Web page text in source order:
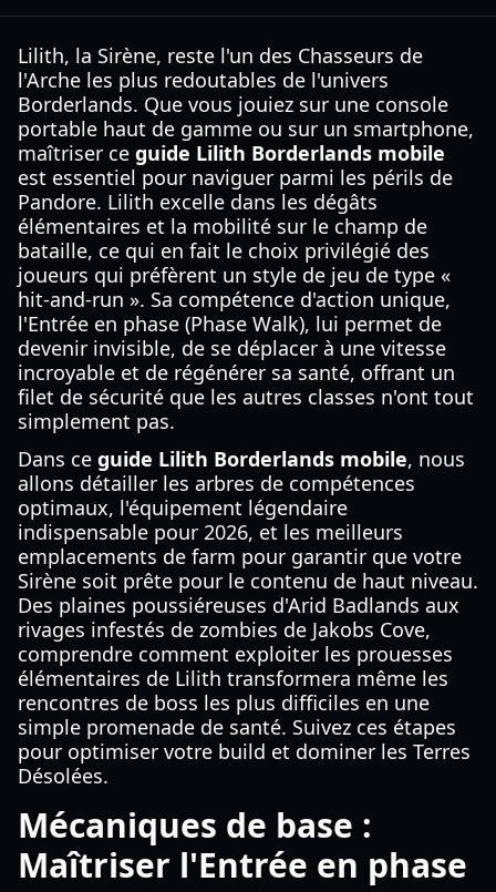
Lilith, la Sirène, reste l'un des Chasseurs de
l'Arche les plus redoutables de l'univers
Borderlands. Que vous jouiez sur une console
portable haut de gamme ou sur un smartphone,
maîtriser ce guide Lilith Borderlands mobile
est essentiel pour naviguer parmi les périls de
Pandore. Lilith excelle dans les dégâts
élémentaires et la mobilité sur le champ de
bataille, ce qui en fait le choix privilégié des
joueurs qui préfèrent un style de jeu de type «
hit-and-run ». Sa compétence d'action unique,
l'Entrée en phase (Phase Walk), lui permet de
devenir invisible, de se déplacer à une vitesse
incroyable et de régénérer sa santé, offrant un
filet de sécurité que les autres classes n'ont tout
simplement pas.
Dans ce guide Lilith Borderlands mobile, nous
allons détailler les arbres de compétences
optimaux, l'équipement légendaire
indispensable pour 2026, et les meilleurs
emplacements de farm pour garantir que votre
Sirène soit prête pour le contenu de haut niveau.
Des plaines poussiéreuses d'Arid Badlands aux
rivages infestés de zombies de Jakobs Cove,
comprendre comment exploiter les prouesses
élémentaires de Lilith transformera même les
rencontres de boss les plus difficiles en une
simple promenade de santé. Suivez ces étapes
pour optimiser votre build et dominer les Terres
Désolées.
Mécaniques de base :
Maîtriser l'Entrée en phase